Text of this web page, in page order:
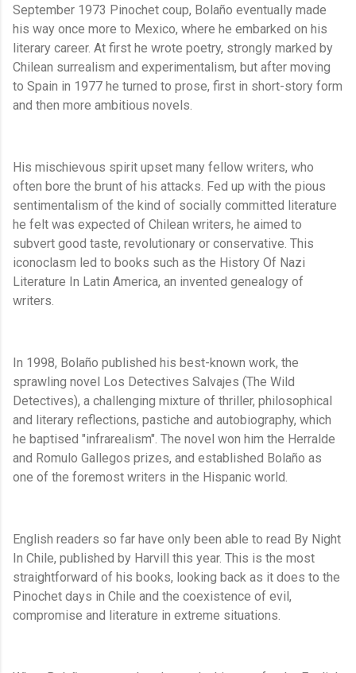
September 1973 Pinochet coup, Bolaño eventually made
his way once more to Mexico, where he embarked on his
literary career. At first he wrote poetry, strongly marked by
Chilean surrealism and experimentalism, but after moving
to Spain in 1977 he turned to prose, first in short-story form
and then more ambitious novels.
His mischievous spirit upset many fellow writers, who
often bore the brunt of his attacks. Fed up with the pious
sentimentalism of the kind of socially committed literature
he felt was expected of Chilean writers, he aimed to
subvert good taste, revolutionary or conservative. This
iconoclasm led to books such as the History Of Nazi
Literature In Latin America, an invented genealogy of
writers.
In 1998, Bolaño published his best-known work, the
sprawling novel Los Detectives Salvajes (The Wild
Detectives), a challenging mixture of thriller, philosophical
and literary reflections, pastiche and autobiography, which
he baptised "infrarealism". The novel won him the Herralde
and Romulo Gallegos prizes, and established Bolaño as
one of the foremost writers in the Hispanic world.
English readers so far have only been able to read By Night
In Chile, published by Harvill this year. This is the most
straightforward of his books, looking back as it does to the
Pinochet days in Chile and the coexistence of evil,
compromise and literature in extreme situations.